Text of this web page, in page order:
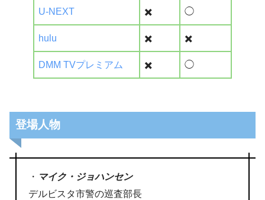
U-NEXT ✖️ ◯
hulu ✖️ ✖️
DMM TVプレミアム ✖️ ◯
登場人物
・ マイク・ジョハンセン
デルビスタ市警の巡査部長